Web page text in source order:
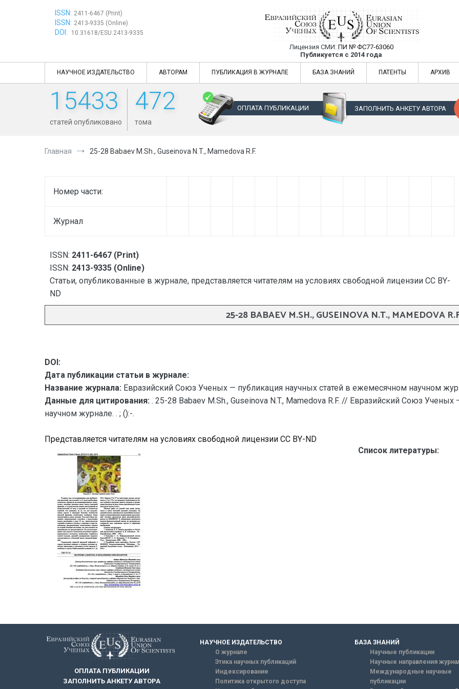
ISSN: 2411-6467 (Print)
ISSN: 2413-9335 (Online)
DOI: 10.31618/ESU.2413-9335
Евразийский Союз Ученых —
Лицензия СМИ: ПИ № ФС77-63060
Публикуется с 2014 года
Евразийский Союз Ученых — публикация научных статей в
НАУЧНОЕ ИЗДАТЕЛЬСТВО АВТОРАМ ПУБЛИКАЦИЯ В ЖУРНАЛЕ БАЗА ЗНАНИЙ ПАТЕНТЫ АРХИВ
15433
статей опубликовано
472
тома
ОПЛАТА ПУБЛИКАЦИИ ЗАПОЛНИТЬ АНКЕТУ АВТОРА
Главная 25-28 Babaev M.Sh., Guseinova N.T., Mamedova R.F.
Номер части:
Журнал
ISSN: 2411-6467 (Print)
ISSN: 2413-9335 (Online)
Статьи, опубликованные в журнале, представляется читателям на условиях свободной лицензии CC BY-
ND
25-28 BABAEV M.SH., GUSEINOVA N.T., MAMEDOVA
DOI:
Дата публикации статьи в журнале:
Название журнала: Евразийский Союз Ученых — публикация научных статей в ежемесячном научном
Данные для цитирования: . 25-28 Babaev M.Sh., Guseinova N.T., Mamedova R.F. // Евразийский Союз
научном журнале. . ; ():-.
Представляется читателям на условиях свободной лицензии CC BY-ND
Список литературы:
ОПЛАТА ПУБЛИКАЦИИ
ЗАПОЛНИТЬ АНКЕТУ АВТОРА
НАУЧНОЕ ИЗДАТЕЛЬСТВО
О журнале
Этика научных публикаций
Индексирование
Политика открытого доступа
БАЗА ЗНАНИЙ
Научные публикации
Научные направления
Международные научные
публикации